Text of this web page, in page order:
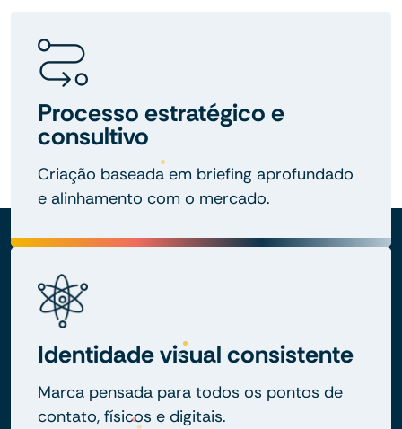
Processo estratégico e
consultivo
Criação baseada em briefing aprofundado
e alinhamento com o mercado.
Identidade visual consistente
Marca pensada para todos os pontos de
contato, físicos e digitais.